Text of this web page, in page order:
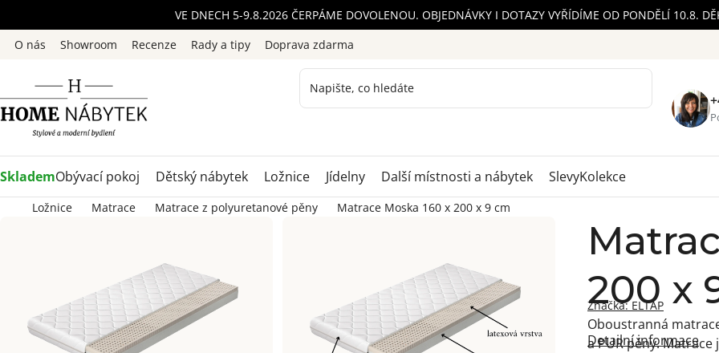
na
obsah
VE DNECH 5-9.8.2026 ČERPÁME DOVOLENOU. OBJEDNÁVKY I DOTAZY VYŘÍDÍME OD PONDĚLÍ 10.8.
O nás
Showroom Recenze Rady a tipy Doprava zdarma
SklademObývací pokoj Dětský nábytek Ložnice Jídelny Další místnosti a nábytek SlevyKolekce
Ložnice Matrace Matrace z polyuretanové pěny Matrace Moska 160 x 200 x 9 cm
200 x
Značka:ELTAP
Oboustranná
a PUR pěny.
Detailní informace